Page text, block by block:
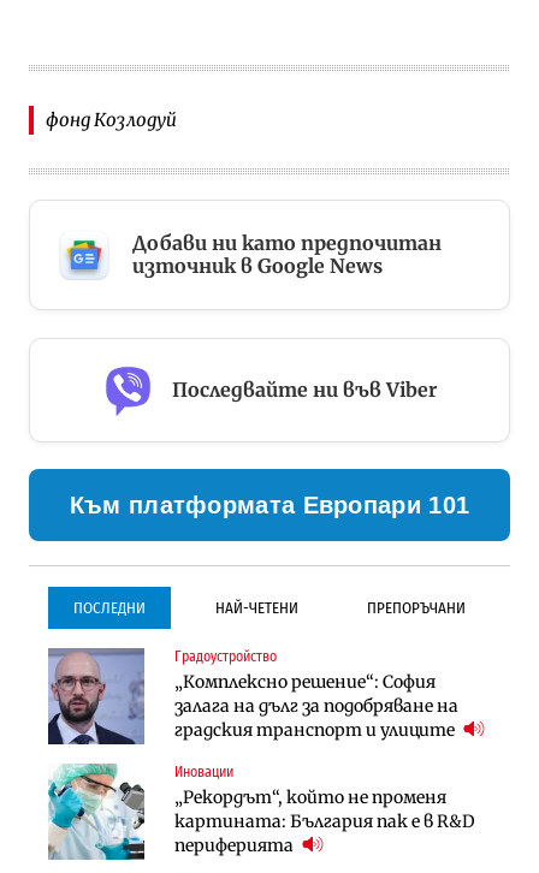
фонд Козлодуй
Добави ни като предпочитан
източник в Google News
Последвайте ни във Viber
Към платформата Европари 101
ПОСЛЕДНИ НАЙ-ЧЕТЕНИ ПРЕПОРЪЧАНИ
Градоустройство
„Комплексно решение“: София
залага на дълг за подобряване на
градския транспорт и улиците
Иновации
„Рекордът“, който не променя
картината: България пак е в R&D
периферията
Градоустройство
Столична община избра
изпълнител за преместването на
трамвайното трасе по бул.
Инфраструктура
Проектирането на тунела под
Петрохан ще върви паралелно с
Инфраструктура
Проектирането на тунела под
Петрохан ще върви паралелно с
екологичните оценки
Компании
„Хювефарма“ подписа договор за
придобиване на Euroapi Italy